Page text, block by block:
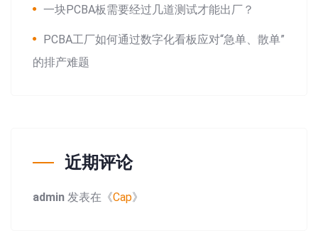
一块PCBA板需要经过几道测试才能出厂？
PCBA工厂如何通过数字化看板应对“急单、散单”
的排产难题
近期评论
admin 发表在《Cap》